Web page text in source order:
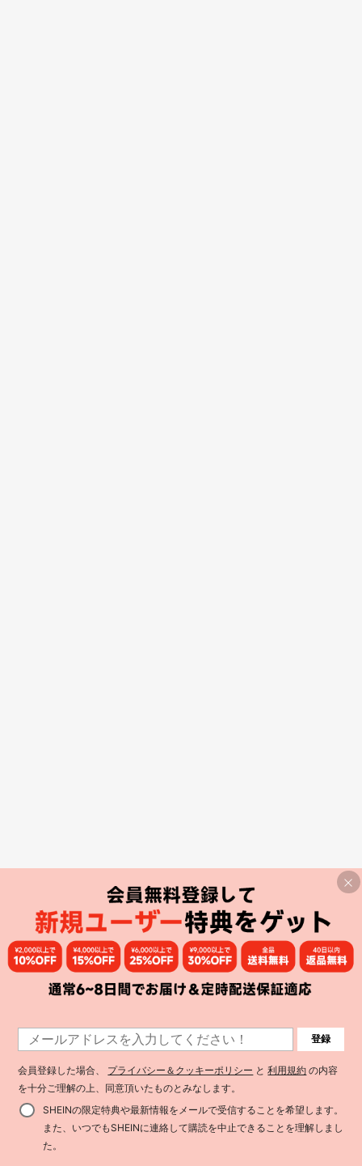
登録
会員登録した場合、 プライバシー＆クッキーポリシー と利用規約 の内容
を十分ご理解の上、同意頂いたものとみなします。
SHEINの限定特典や最新情報をメールで受信することを希望します。
また、いつでもSHEINに連絡して購読を中止できることを理解しまし
た。